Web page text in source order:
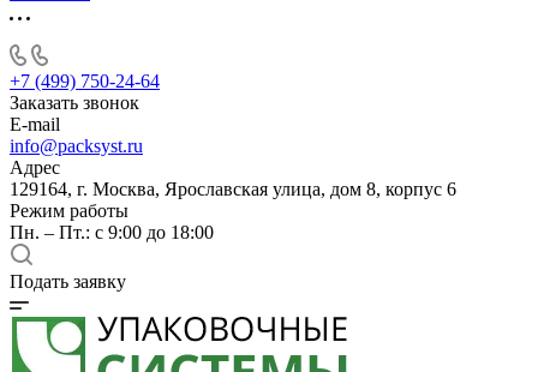
+7 (499) 750-24-64
Заказать звонок
E-mail
info@packsyst.ru
Адрес
129164, г. Москва, Ярославская улица, дом 8, корпус 6
Режим работы
Пн. – Пт.: с 9:00 до 18:00
Подать заявку